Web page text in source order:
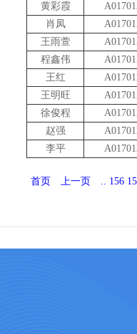
黄彩霞
肖凤
王雨萱
程鑫伟
王红
王明旺
徐俊程
赵强
李平
首页 上一页 .. 156